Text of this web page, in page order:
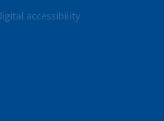
accessibility